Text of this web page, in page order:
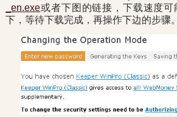
_en.exe或者下图的链接，下载速度可
下，等待下载完成，再操作下边的步骤。